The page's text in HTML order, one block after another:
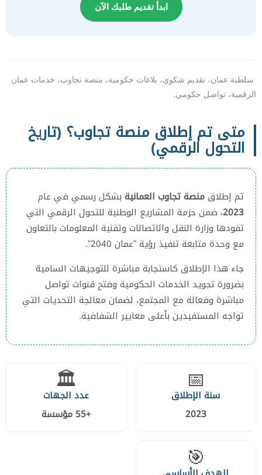
ابدأ تقديم طلبك الآن
سلطنة عمان، تقديم شكوى، بلاغات حكومية، منصة تجاوب، خدمات عمان
الرقمية، تواصل حكومي.
متى تم إطلاق منصة تجاوب؟ (تاريخ
التحول الرقمي)
تم إطلاقمنصة تجاوب العمانية بشكل رسمي في عام
2023، ضمن حزمة المشاريع الوطنية للتحول الرقمي التي
تقودها وزارة النقل والاتصالات وتقنية المعلومات بالتعاون
مع وحدة متابعة تنفيذ رؤية "عمان 2040".
جاء هذا الإطلاق كاستجابة مباشرة للتوجيهات السامية
بضرورة تجويد الخدمات الحكومية وفتح قنوات تواصل
مباشرة وفعالة مع المجتمع، لضمان معالجة التحديات التي
تواجه المستفيدين بأعلى معايير الشفافية.
📅
سنة الإطلاق
2023
🏛️
عدد الجهات
+55 مؤسسة
🎯